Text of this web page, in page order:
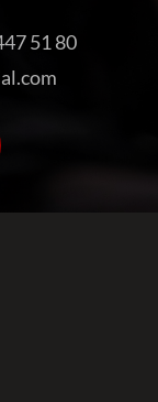
51 80